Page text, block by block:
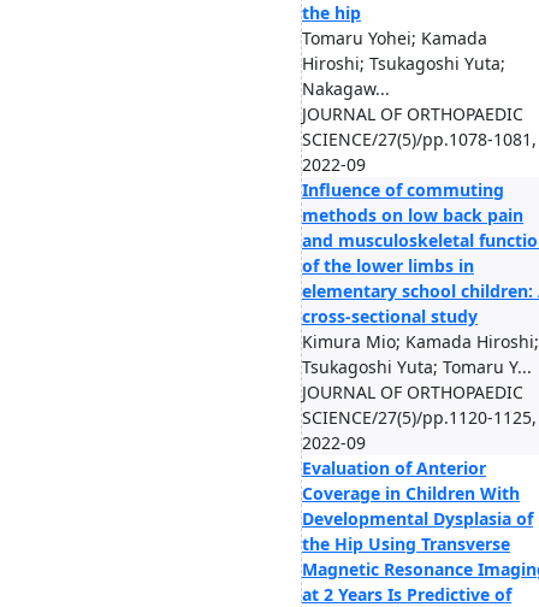
the hip
Tomaru Yohei; Kamada
Hiroshi; Tsukagoshi Yuta;
Nakagaw...
JOURNAL OF ORTHOPAEDIC
SCIENCE/27(5)/pp.1078-1081,
2022-09
Influence of commuting
methods on low back pain
and musculoskeletal
of the lower limbs in
elementary school children:
cross-sectional study
Kimura Mio; Kamada Hiroshi;
Tsukagoshi Yuta; Tomaru Y...
JOURNAL OF ORTHOPAEDIC
SCIENCE/27(5)/pp.1120-1125,
2022-09
Evaluation of Anterior
Coverage in Children With
Developmental Dysplasia of
the Hip Using Transverse
Magnetic Resonance
at 2 Years Is Predictive of